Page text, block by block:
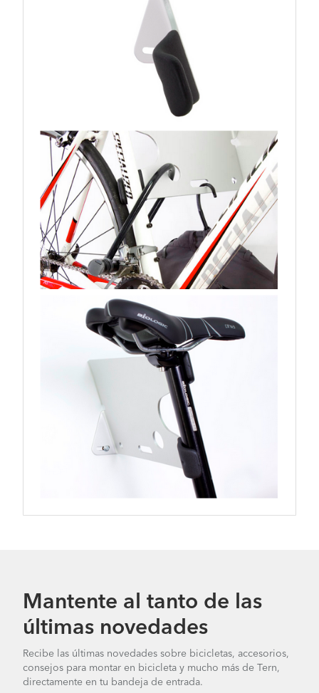
Mantente al tanto de las
últimas novedades
Recibe las últimas novedades sobre bicicletas, accesorios,
consejos para montar en bicicleta y mucho más de Tern,
directamente en tu bandeja de entrada.